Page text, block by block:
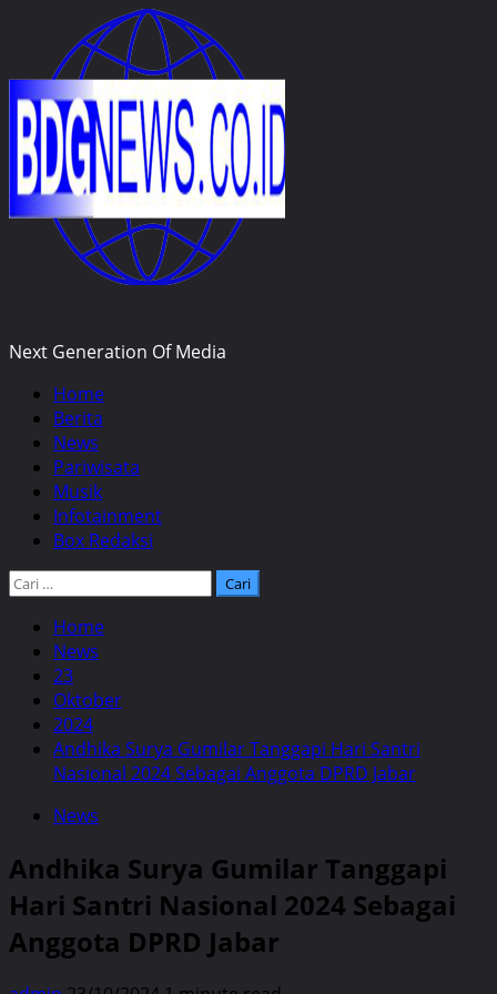
content
Next Generation Of Media
Primary
Menu
Home
Berita
News
Pariwisata
Musik
Infotainment
Box Redaksi
Cari
Home
News
23
Oktober
2024
Andhika Surya Gumilar Tanggapi Hari Santri
Nasional 2024 Sebagai Anggota DPRD Jabar
News
Andhika Surya Gumilar Tanggapi
Hari Santri Nasional 2024 Sebagai
Anggota DPRD Jabar